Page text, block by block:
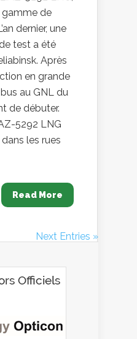
de
dernier, une
test a été
Après
en grande
au GNL du
de débuter.
5292 LNG
les rues
Read More
Next Entries »